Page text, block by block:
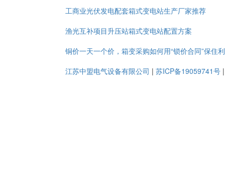
工商业光伏发电配套箱式变电站生产厂家推荐
渔光互补项目升压站箱式变电站配置方案
铜价一天一个价，箱变采购如何用“锁价合同”保住
江苏中盟电气设备有限公司 | 苏ICP备19059741号